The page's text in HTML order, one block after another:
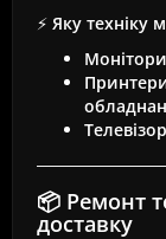
⚡ Яку техніку
📦 Ремонт
доставку